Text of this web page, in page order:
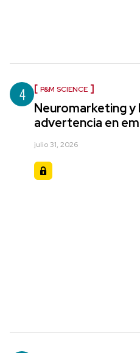
4 P&M SCIENCE
Neuromarketing y
advertencia en
julio 31, 2026